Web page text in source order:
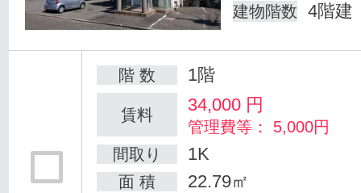
建物階数 4階建
階 数 1階
賃料 34,000 円
管理費等： 5,000円
間取り
1K
面 積 22.79㎡